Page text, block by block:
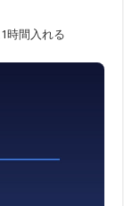
時間入れる